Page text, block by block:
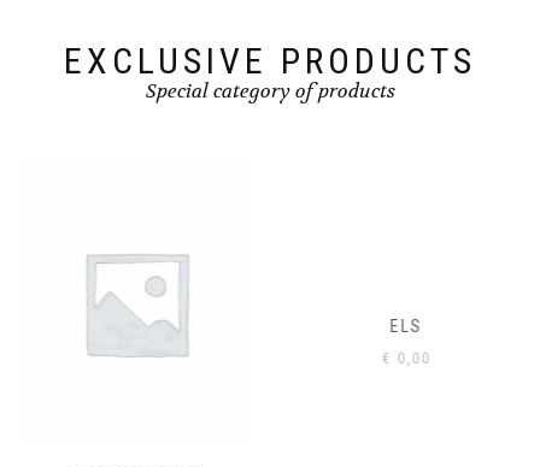
EXCLUSIVE PRODUCTS
Special category of products
ELS
€ 0,00